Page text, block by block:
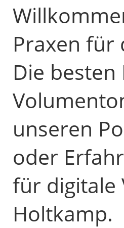
Praxen für
Die
unseren
oder
für digitale
Holtkamp.